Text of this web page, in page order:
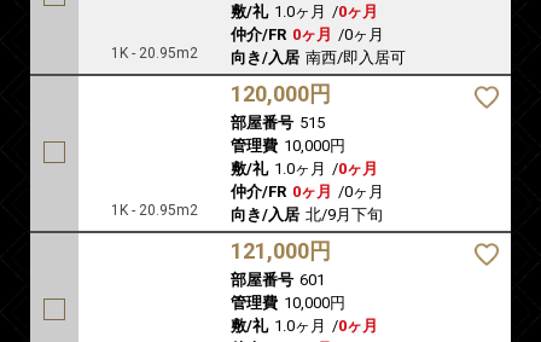
1K - 20.95m2
敷/礼 1.0ヶ月 /0ヶ月
仲介/FR 0ヶ月 /0ヶ月
向き/入居 南西/即入居可
1K - 20.95m2
120,000円
部屋番号 515
管理費 10,000円
敷/礼 1.0ヶ月 /0ヶ月
仲介/FR 0ヶ月 /0ヶ月
向き/入居 北/9月下旬
121,000円
部屋番号 601
管理費 10,000円
敷/礼 1.0ヶ月 /0ヶ月